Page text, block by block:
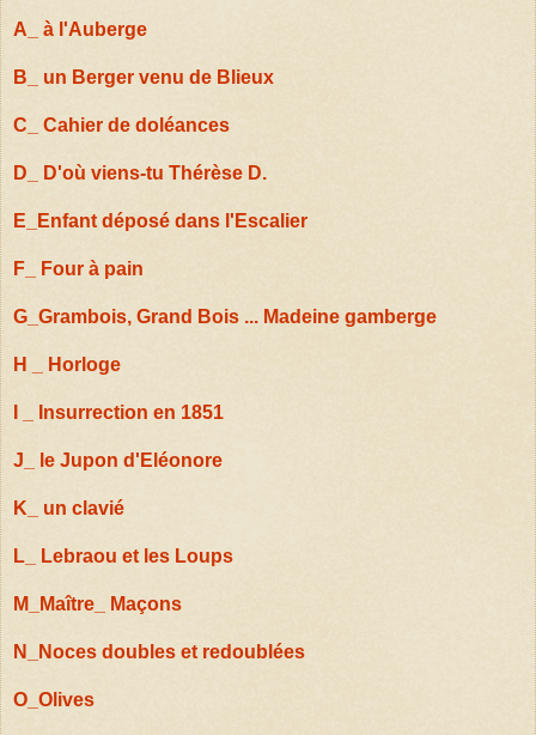
A_ à l'Auberge
B_ un Berger venu de Blieux
C_ Cahier de doléances
D_ D'où viens-tu Thérèse D.
E_Enfant déposé dans l'Escalier
F_ Four à pain
G_Grambois, Grand Bois ... Madeine gamberge
H _ Horloge
I _ Insurrection en 1851
J_ le Jupon d'Eléonore
K_ un clavié
L_ Lebraou et les Loups
M_Maître_ Maçons
N_Noces doubles et redoublées
O_Olives